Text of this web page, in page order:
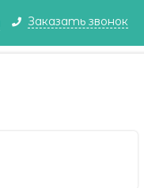
Заказать звонок